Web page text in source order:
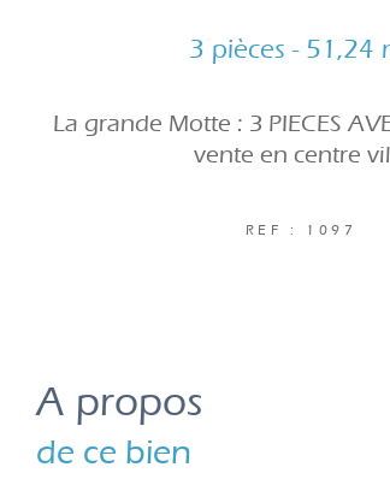
3 pièces - 51,24
La grande Motte : 3 PIECES
vente en centre
REF : 1097
a propos
de ce bien